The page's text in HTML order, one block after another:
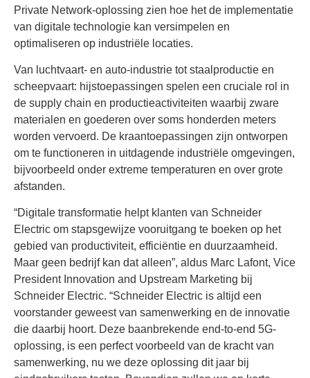
Private Network-oplossing zien hoe het de implementatie
van digitale technologie kan versimpelen en
optimaliseren op industriële locaties.
Van luchtvaart- en auto-industrie tot staalproductie en
scheepvaart: hijstoepassingen spelen een cruciale rol in
de supply chain en productieactiviteiten waarbij zware
materialen en goederen over soms honderden meters
worden vervoerd. De kraantoepassingen zijn ontworpen
om te functioneren in uitdagende industriële omgevingen,
bijvoorbeeld onder extreme temperaturen en over grote
afstanden.
“Digitale transformatie helpt klanten van Schneider
Electric om stapsgewijze vooruitgang te boeken op het
gebied van productiviteit, efficiëntie en duurzaamheid.
Maar geen bedrijf kan dat alleen”, aldus Marc Lafont, Vice
President Innovation and Upstream Marketing bij
Schneider Electric. “Schneider Electric is altijd een
voorstander geweest van samenwerking en de innovatie
die daarbij hoort. Deze baanbrekende end-to-end 5G-
oplossing, is een perfect voorbeeld van de kracht van
samenwerking, nu we deze oplossing dit jaar bij